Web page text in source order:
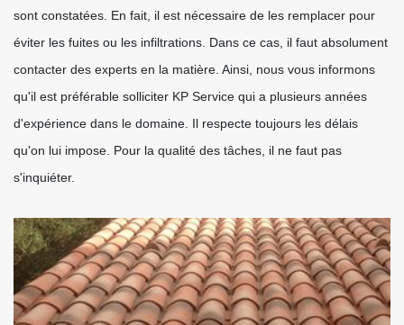
sont constatées. En fait, il est nécessaire de les remplacer pour
éviter les fuites ou les infiltrations. Dans ce cas, il faut absolument
contacter des experts en la matière. Ainsi, nous vous informons
qu'il est préférable solliciter KP Service qui a plusieurs années
d'expérience dans le domaine. Il respecte toujours les délais
qu'on lui impose. Pour la qualité des tâches, il ne faut pas
s'inquiéter.